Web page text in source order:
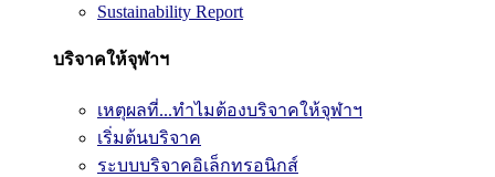
Sustainability Report
บริจาคให้จุฬาฯ
เหตุผลที่...ทำไมต้องบริจาคให้จุฬาฯ
เริ่มต้นบริจาค
ระบบบริจาคอิเล็กทรอนิกส์